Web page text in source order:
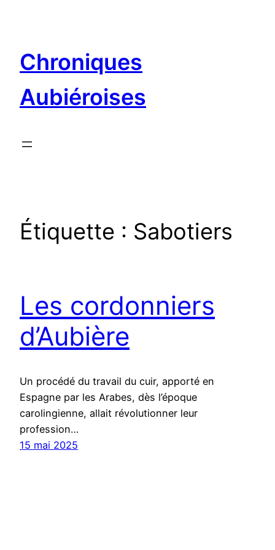
Chroniques
Aubiéroises
Étiquette : Sabotiers
Les cordonniers
d’Aubière
Un procédé du travail du cuir, apporté en
Espagne par les Arabes, dès l’époque
carolingienne, allait révolutionner leur
profession…
15 mai 2025